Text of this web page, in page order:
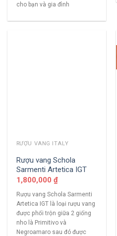
cho bạn và gia đình
RƯỢU VANG ITALY
Rượu vang Schola
Sarmenti Artetica IGT
1,800,000 ₫
Rượu vang Schola Sarmenti
Artetica IGT là loại rượu vang
được phối trộn giữa 2 giống
nho là Primitivo và
Negroamaro sau đó được